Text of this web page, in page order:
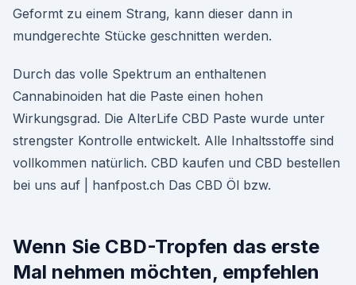
Geformt zu einem Strang, kann dieser dann in
mundgerechte Stücke geschnitten werden.
Durch das volle Spektrum an enthaltenen
Cannabinoiden hat die Paste einen hohen
Wirkungsgrad. Die AlterLife CBD Paste wurde unter
strengster Kontrolle entwickelt. Alle Inhaltsstoffe sind
vollkommen natürlich. CBD kaufen und CBD bestellen
bei uns auf | hanfpost.ch Das CBD Öl bzw.
Wenn Sie CBD-Tropfen das erste
Mal nehmen möchten, empfehlen